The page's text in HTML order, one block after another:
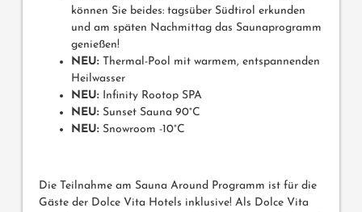
können Sie beides: tagsüber Südtirol erkunden
und am späten Nachmittag das Saunaprogramm
genießen!
NEU: Thermal-Pool mit warmem, entspannenden
Heilwasser
NEU: Infinity Rootop SPA
NEU: Sunset Sauna 90°C
NEU: Snowroom -10°C
Die Teilnahme am Sauna Around Programm ist für die
Gäste der Dolce Vita Hotels inklusive! Als Dolce Vita